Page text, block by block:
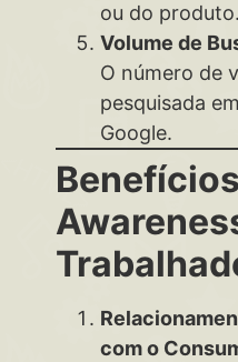
ou do produto.
Volume de
O número de
pesquisada
Google.
com o